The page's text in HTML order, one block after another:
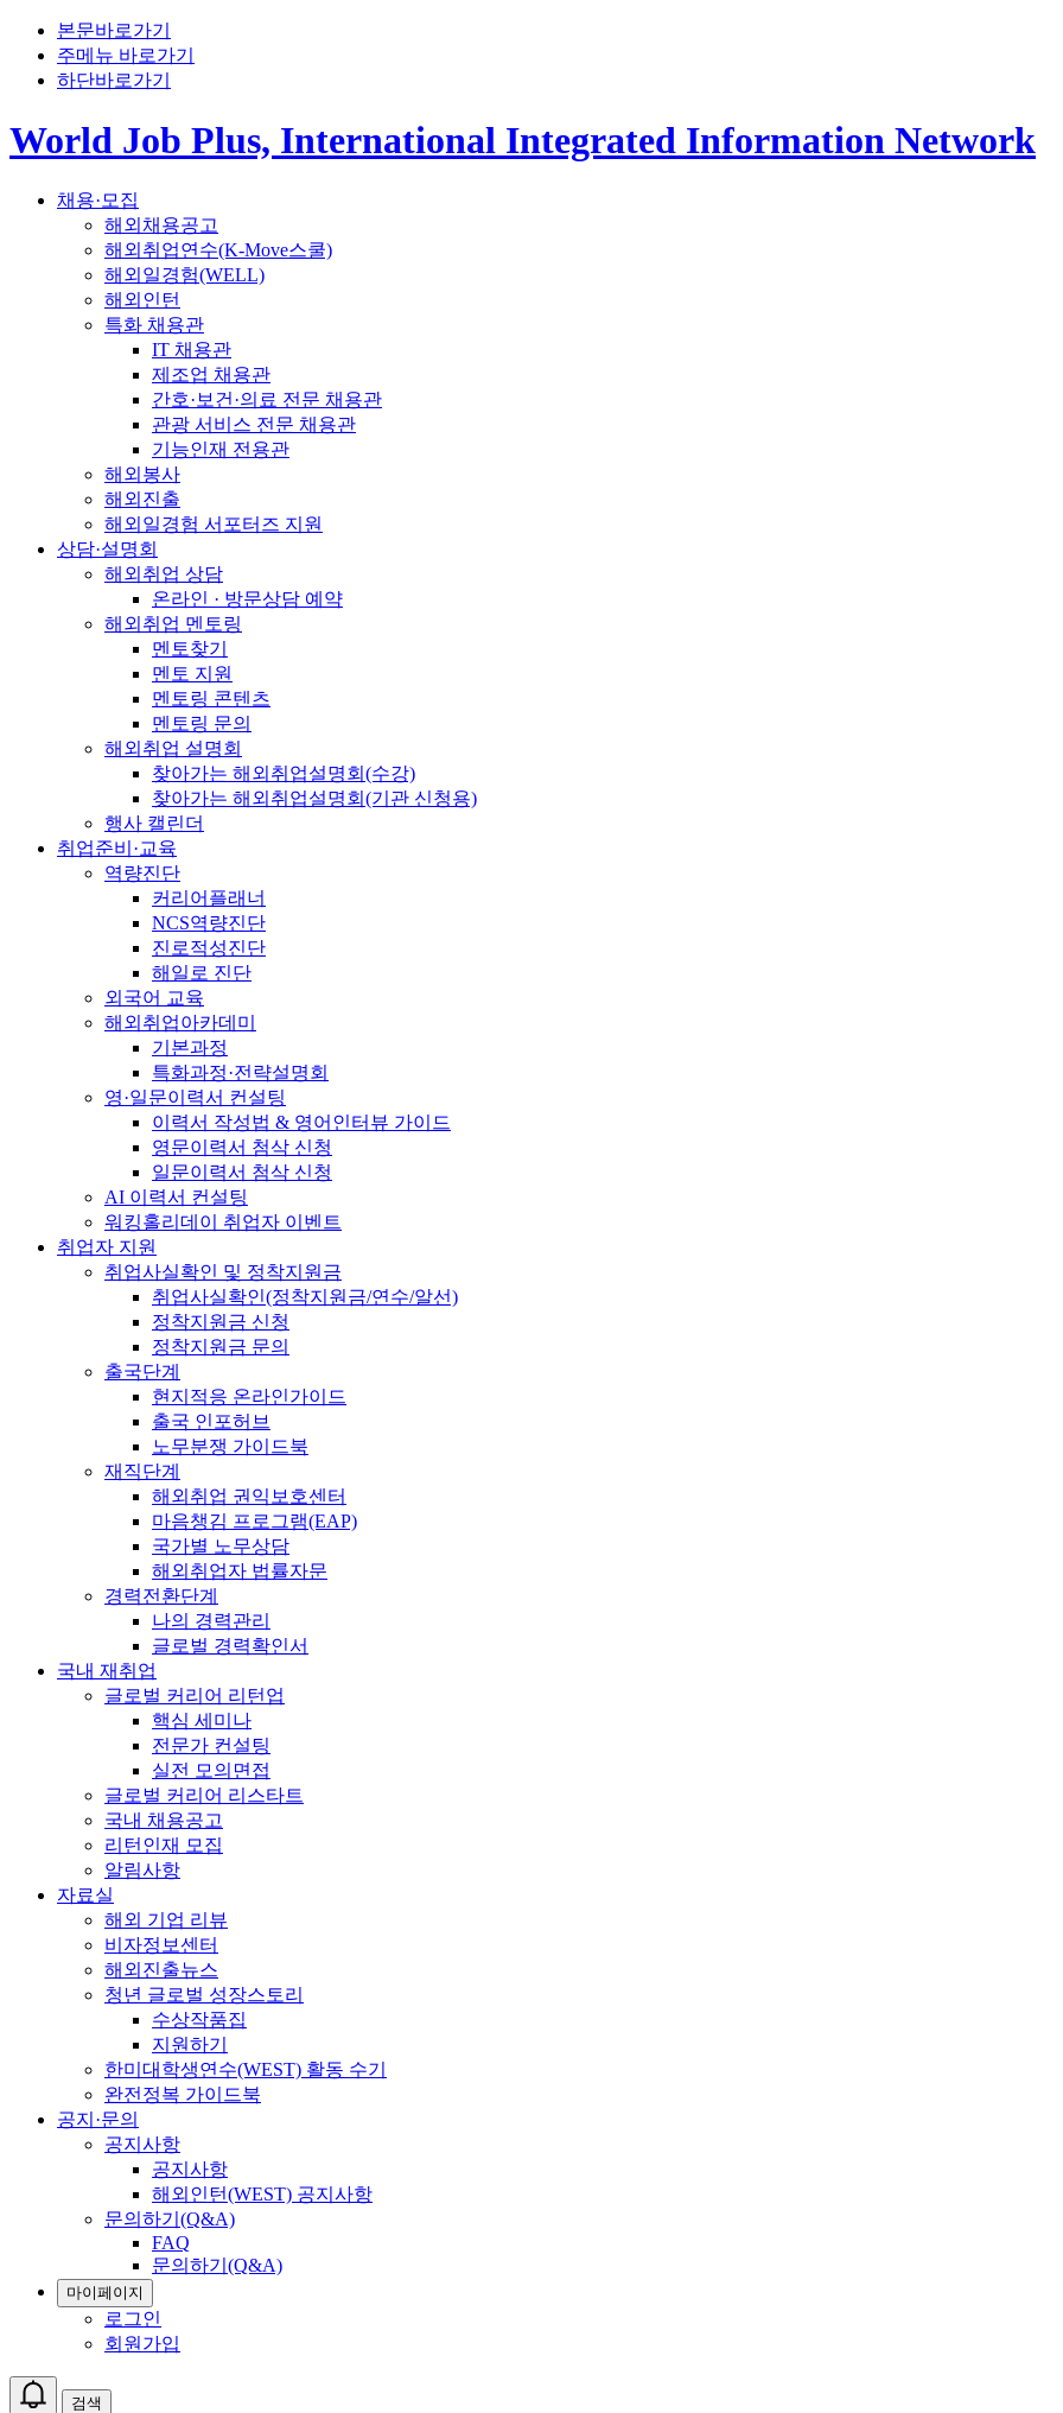
본문바로가기
주메뉴 바로가기
하단바로가기
World Job Plus, International Integrated Information Network
채용·모집
해외채용공고
해외취업연수(K-Move스쿨)
해외일경험(WELL)
해외인턴
특화 채용관
IT 채용관
제조업 채용관
간호·보건·의료 전문 채용관
관광 서비스 전문 채용관
기능인재 전용관
해외봉사
해외진출
해외일경험 서포터즈 지원
상담·설명회
해외취업 상담
온라인 · 방문상담 예약
해외취업 멘토링
멘토찾기
멘토 지원
멘토링 콘텐츠
멘토링 문의
해외취업 설명회
찾아가는 해외취업설명회(수강)
찾아가는 해외취업설명회(기관 신청용)
행사 캘린더
취업준비·교육
역량진단
커리어플래너
NCS역량진단
진로적성진단
해일로 진단
외국어 교육
해외취업아카데미
기본과정
특화과정·전략설명회
영·일문이력서 컨설팅
이력서 작성법 & 영어인터뷰 가이드
영문이력서 첨삭 신청
일문이력서 첨삭 신청
AI 이력서 컨설팅
워킹홀리데이 취업자 이벤트
취업자 지원
취업사실확인 및 정착지원금
취업사실확인(정착지원금/연수/알선)
정착지원금 신청
정착지원금 문의
출국단계
현지적응 온라인가이드
출국 인포허브
노무분쟁 가이드북
재직단계
해외취업 권익보호센터
마음챙김 프로그램(EAP)
국가별 노무상담
해외취업자 법률자문
경력전환단계
나의 경력관리
글로벌 경력확인서
국내 재취업
글로벌 커리어 리턴업
핵심 세미나
전문가 컨설팅
실전 모의면접
글로벌 커리어 리스타트
국내 채용공고
리턴인재 모집
알림사항
자료실
해외 기업 리뷰
비자정보센터
해외진출뉴스
청년 글로벌 성장스토리
수상작품집
지원하기
한미대학생연수(WEST) 활동 수기
완전정복 가이드북
공지·문의
공지사항
공지사항
해외인턴(WEST) 공지사항
문의하기(Q&A)
FAQ
문의하기(Q&A)
마이페이지
로그인
회원가입
검색